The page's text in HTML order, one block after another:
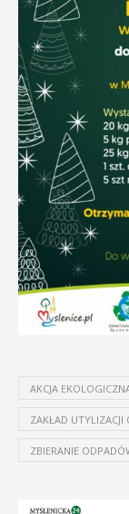
AKCJA
ZAKŁAD UTYLIZACJI
ZBIERANIE